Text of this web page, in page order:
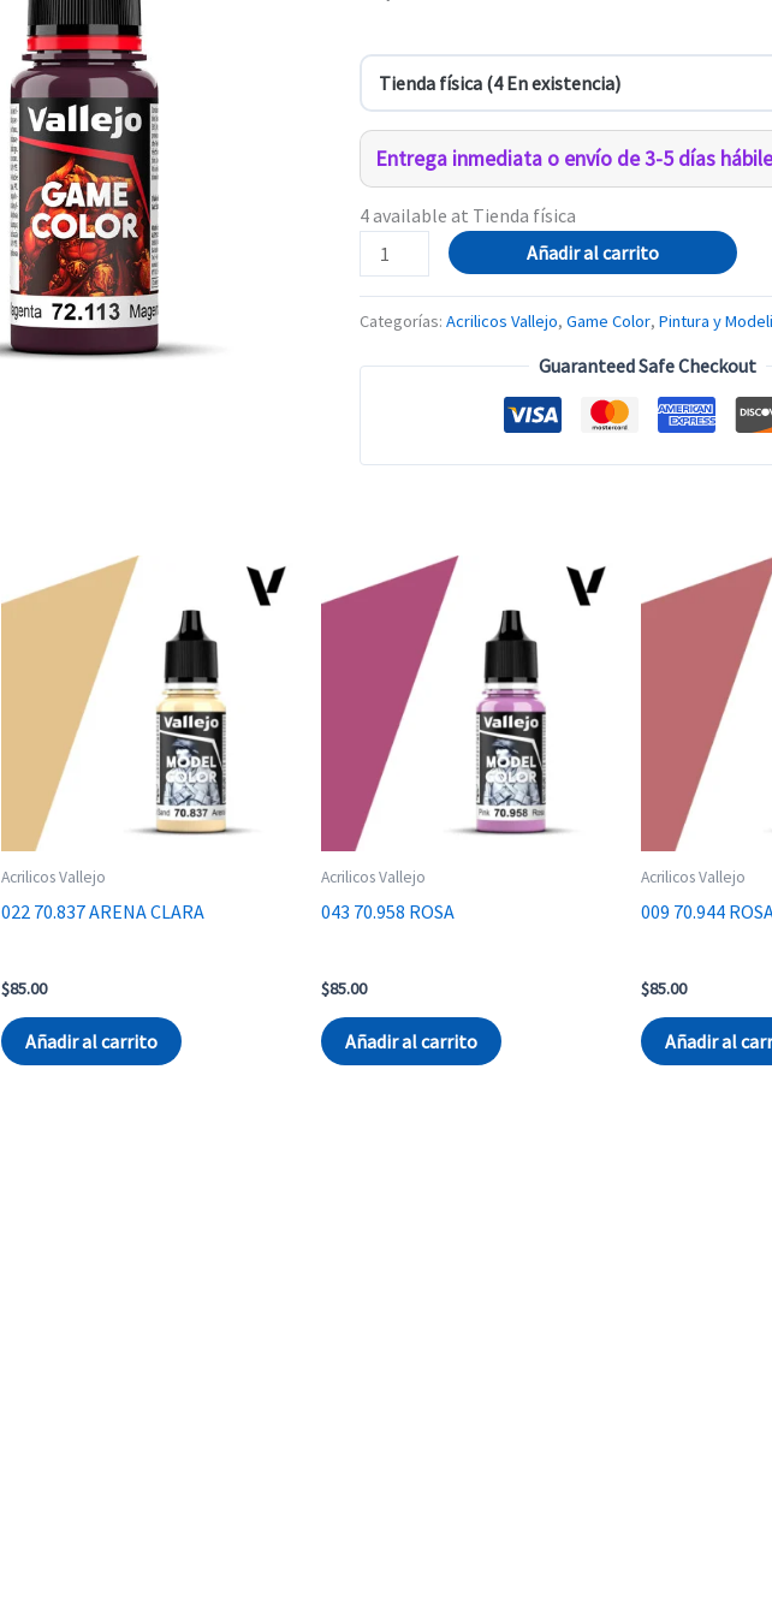
Entrega inmediata o envío de 3-5 días
4 available at Tienda física
72.113
MAGENTA
PROFUNDO
Añadir al carrito
Categorías: Acrilicos Vallejo, Game Color, Pintura y
Guaranteed Safe Checkout
Acrilicos Vallejo
022 70.837 ARENA CLARA
$85.00
Añadir al carrito
Acrilicos Vallejo
043 70.958 ROSA
$85.00
Añadir al carrito
Acrilicos Vallejo
009 70.944
$85.00
Añadir al